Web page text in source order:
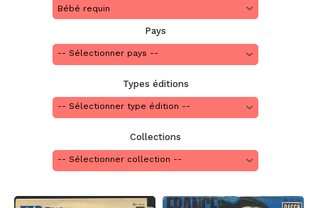
Bébé requin
Pays
Types éditions
Collections